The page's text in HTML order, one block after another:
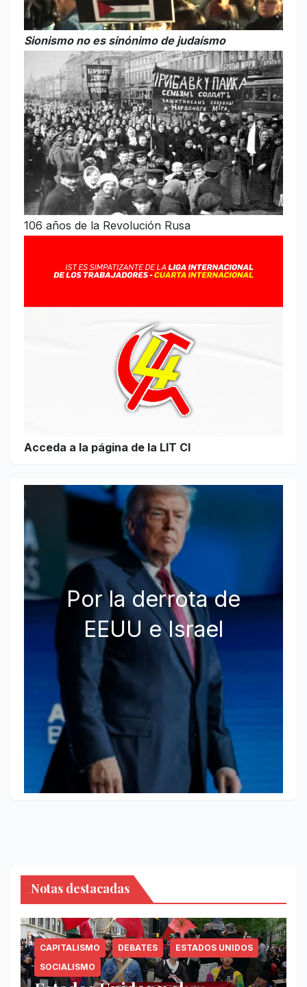
Sionismo no es sinónimo de judaísmo
106 años de la Revolución Rusa
Acceda a la página de la LIT CI
Por la derrota de
EEUU e Israel
Notas destacadas
CAPITALISMO DEBATES
ESTADOS UNIDOS
SOCIALISMO